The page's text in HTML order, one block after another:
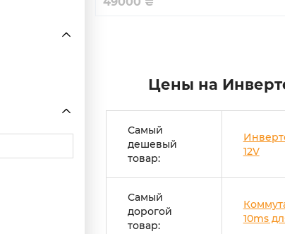
Цены на
Самый
дешевый
товар:
12V
Самый
дорогой
товар:
10ms